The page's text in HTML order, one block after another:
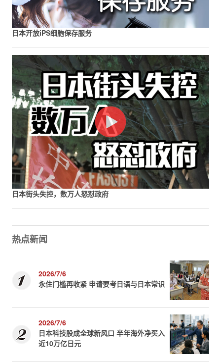
日本开放iPS细胞保存服务
日本街头失控，数万人怒怼政府
热点新闻
2026/7/6
永住门槛再收紧 申请要考日语与日本常识
2026/7/6
日本科技股成全球新风口 半年海外净买入
近10万亿日元